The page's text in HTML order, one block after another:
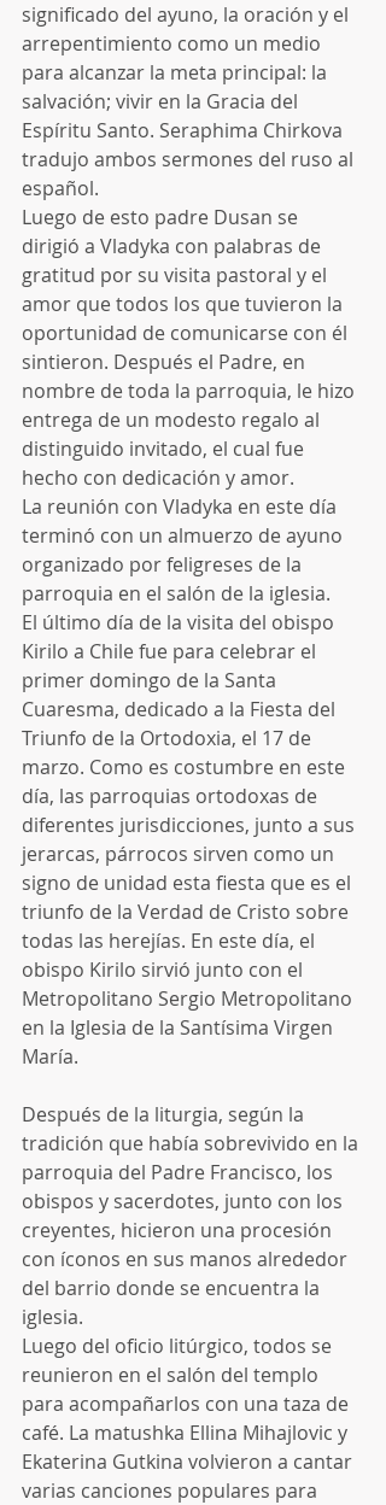
significado del ayuno, la oración y el
arrepentimiento como un medio
para alcanzar la meta principal: la
salvación; vivir en la Gracia del
Espíritu Santo. Seraphima Chirkova
tradujo ambos sermones del ruso al
español.
Luego de esto padre Dusan se
dirigió a Vladyka con palabras de
gratitud por su visita pastoral y el
amor que todos los que tuvieron la
oportunidad de comunicarse con él
sintieron. Después el Padre, en
nombre de toda la parroquia, le hizo
entrega de un modesto regalo al
distinguido invitado, el cual fue
hecho con dedicación y amor.
La reunión con Vladyka en este día
terminó con un almuerzo de ayuno
organizado por feligreses de la
parroquia en el salón de la iglesia.
El último día de la visita del obispo
Kirilo a Chile fue para celebrar el
primer domingo de la Santa
Cuaresma, dedicado a la Fiesta del
Triunfo de la Ortodoxia, el 17 de
marzo. Como es costumbre en este
día, las parroquias ortodoxas de
diferentes jurisdicciones, junto a sus
jerarcas, párrocos sirven como un
signo de unidad esta fiesta que es el
triunfo de la Verdad de Cristo sobre
todas las herejías. En este día, el
obispo Kirilo sirvió junto con el
Metropolitano Sergio Metropolitano
en la Iglesia de la Santísima Virgen
María.
Después de la liturgia, según la
tradición que había sobrevivido en la
parroquia del Padre Francisco, los
obispos y sacerdotes, junto con los
creyentes, hicieron una procesión
con íconos en sus manos alrededor
del barrio donde se encuentra la
iglesia.
Luego del oficio litúrgico, todos se
reunieron en el salón del templo
para acompañarlos con una taza de
café. La matushka Ellina Mihajlovic y
Ekaterina Gutkina volvieron a cantar
varias canciones populares para